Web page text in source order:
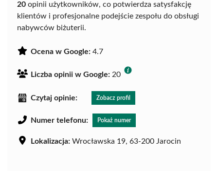
20 opinii użytkowników, co potwierdza satysfakcję
klientów i profesjonalne podejście zespołu do obsługi
nabywców biżuterii.
Ocena w Google: 4.7
Liczba opinii w Google: 20
Czytaj opinie: Zobacz profil
Numer telefonu: Pokaż numer
Lokalizacja: Wrocławska 19, 63-200 Jarocin